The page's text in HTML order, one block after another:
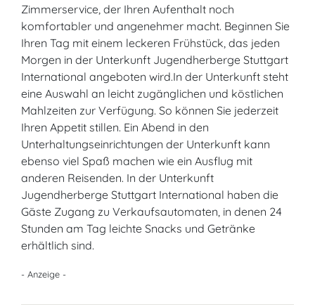
Zimmerservice, der Ihren Aufenthalt noch
komfortabler und angenehmer macht. Beginnen Sie
Ihren Tag mit einem leckeren Frühstück, das jeden
Morgen in der Unterkunft Jugendherberge Stuttgart
International angeboten wird.In der Unterkunft steht
eine Auswahl an leicht zugänglichen und köstlichen
Mahlzeiten zur Verfügung. So können Sie jederzeit
Ihren Appetit stillen. Ein Abend in den
Unterhaltungseinrichtungen der Unterkunft kann
ebenso viel Spaß machen wie ein Ausflug mit
anderen Reisenden. In der Unterkunft
Jugendherberge Stuttgart International haben die
Gäste Zugang zu Verkaufsautomaten, in denen 24
Stunden am Tag leichte Snacks und Getränke
erhältlich sind.
- Anzeige -